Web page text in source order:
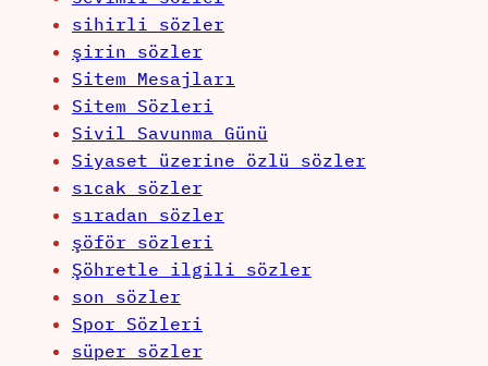
sihirli sözler
şirin sözler
Sitem Mesajları
Sitem Sözleri
Sivil Savunma Günü
Siyaset üzerine özlü sözler
sıcak sözler
sıradan sözler
şöför sözleri
Şöhretle ilgili sözler
son sözler
Spor Sözleri
süper sözler